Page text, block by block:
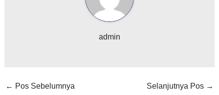
admin
← Pos Sebelumnya Selanjutnya Pos →